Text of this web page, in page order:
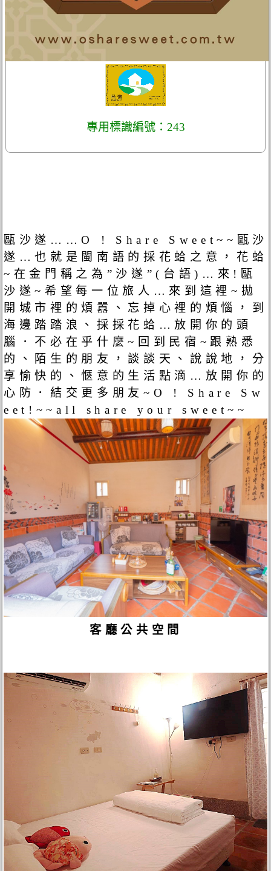
專用標識編號：243
甌沙遂……O ! Share Sweet~~甌沙
遂…也就是閩南語的採花蛤之意，花蛤
~在金門稱之為”沙遂”(台語)…來!甌
沙遂~希望每一位旅人…來到這裡~拋
開城市裡的煩囂、忘掉心裡的煩惱，到
海邊踏踏浪、採採花蛤…放開你的頭
腦．不必在乎什麼~回到民宿~跟熟悉
的、陌生的朋友，談談天、說說地，分
享愉快的、愜意的生活點滴…放開你的
心防．結交更多朋友~O ! Share Sw
eet!~~all share your sweet~~
客廳公共空間